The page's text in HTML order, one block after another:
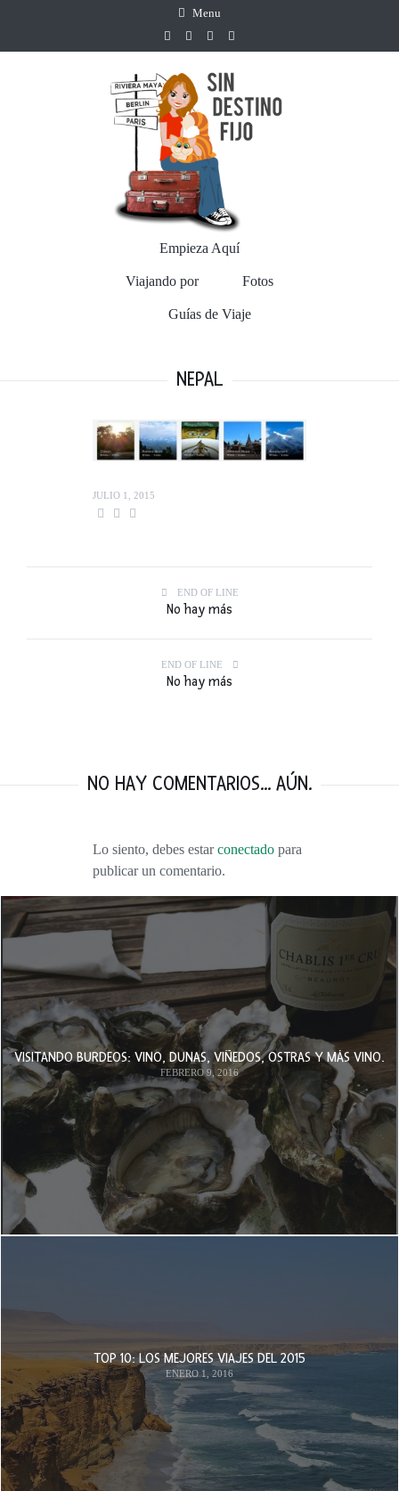
Menu
Empieza Aquí
Viajando por Fotos
Guías de Viaje
NEPAL
JULIO 1, 2015
END OF LINE
No hay más
END OF LINE
No hay más
NO HAY COMENTARIOS... AÚN.
Lo siento, debes estarconectado para
publicar un comentario.
VISITANDO BURDEOS: VINO, DUNAS, VIÑEDOS, OSTRAS Y MÁS VINO.
FEBRERO 9, 2016
TOP 10: LOS MEJORES VIAJES DEL 2015
ENERO 1, 2016